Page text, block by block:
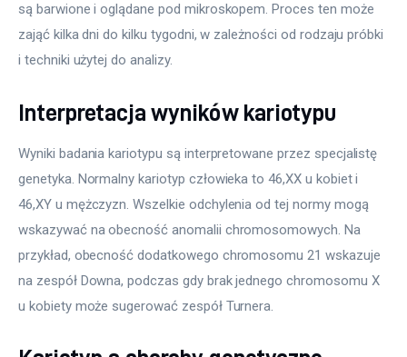
są barwione i oglądane pod mikroskopem. Proces ten może
zająć kilka dni do kilku tygodni, w zależności od rodzaju próbki
i techniki użytej do analizy.
Interpretacja wyników kariotypu
Wyniki badania kariotypu są interpretowane przez specjalistę
genetyka. Normalny kariotyp człowieka to 46,XX u kobiet i
46,XY u mężczyzn. Wszelkie odchylenia od tej normy mogą
wskazywać na obecność anomalii chromosomowych. Na
przykład, obecność dodatkowego chromosomu 21 wskazuje
na zespół Downa, podczas gdy brak jednego chromosomu X
u kobiety może sugerować zespół Turnera.